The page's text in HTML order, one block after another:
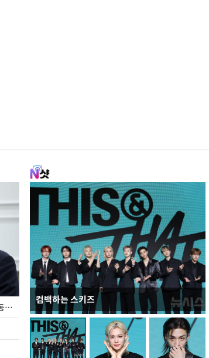
더불어민주당 당대표·최고위원 후보 합동연설회
컴백하는 스키즈
이 대통령, 국가폭력 피해자에 위로·사과…"국가
가 책임지고 치유"